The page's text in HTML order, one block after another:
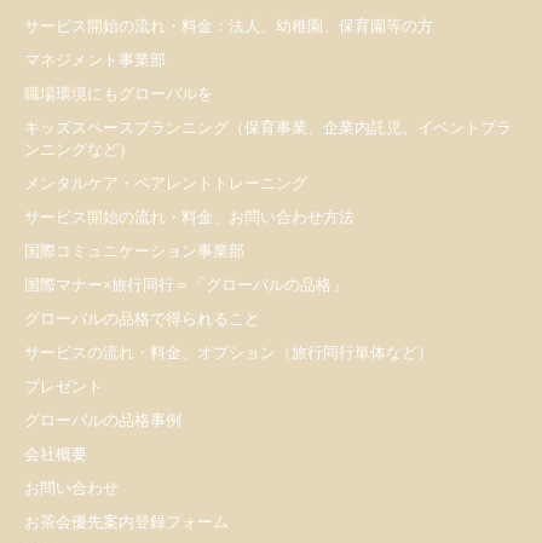
サービス開始の流れ・料金：法人、幼稚園、保育園等の方
マネジメント事業部
職場環境にもグローバルを
キッズスペースプランニング（保育事業、企業内託児、イベントプラ
ンニングなど）
メンタルケア・ペアレントトレーニング
サービス開始の流れ・料金、お問い合わせ方法
国際コミュニケーション事業部
国際マナー×旅行同行＝「グローバルの品格」
グローバルの品格で得られること
サービスの流れ・料金、オプション（旅行同行単体など）
プレゼント
​グローバルの品格事例
会社概要
お問い合わせ
お茶会優先案内登録フォーム